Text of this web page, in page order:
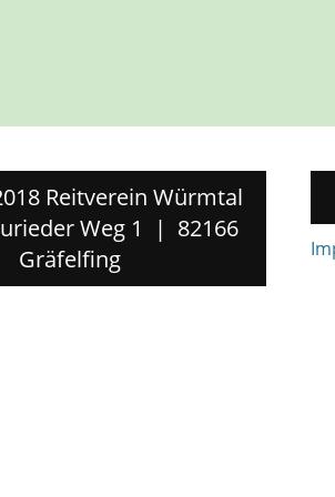
Reitverein Würmtal
Weg 1 | 82166
Gräfelfing